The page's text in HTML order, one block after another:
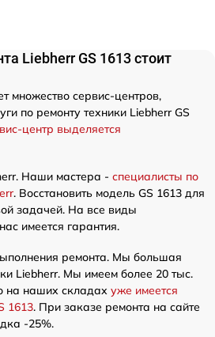
Liebherr GS 1613 стоит
множество сервис-центров,
по ремонту техники Liebherr GS
центр выделяется
Наши мастера - специалисты по
. Восстановить модель GS 1613 для
задачей. На все виды
имеется гарантия.
ремонта. Мы большая
Liebherr. Мы имеем более 20 тыс.
на наших складах уже имеется
1613. При заказе ремонта на сайте
-25%.